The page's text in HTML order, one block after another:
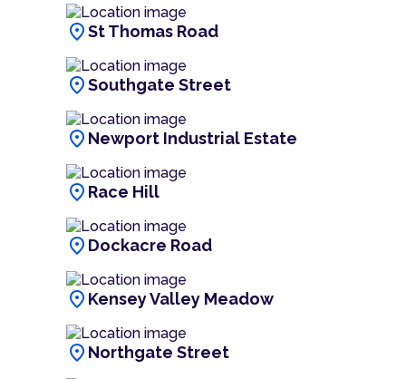
location_onSt Thomas Road
location_onSouthgate Street
location_on Newport Industrial Estate
location_on Race Hill
location_on Dockacre Road
location_on Kensey Valley Meadow
location_on Northgate Street